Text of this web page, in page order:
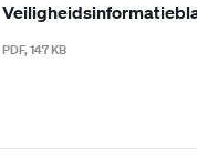
PDF, 147 KB